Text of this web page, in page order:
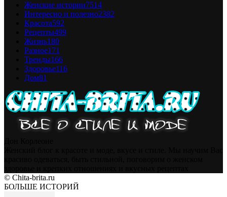
Женские истории7514
Интересно и полезно2382
Красота592
Рецепты499
Жизнь180
Разное171
Тренды166
Здоровье116
Дом81
© Chita-brita.ru
БОЛЬШЕ ИСТОРИЙ